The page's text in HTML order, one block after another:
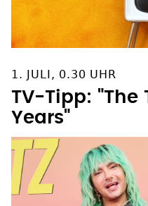
1. JULI, 0.30 UHR
TV-Tipp: "The
Years"